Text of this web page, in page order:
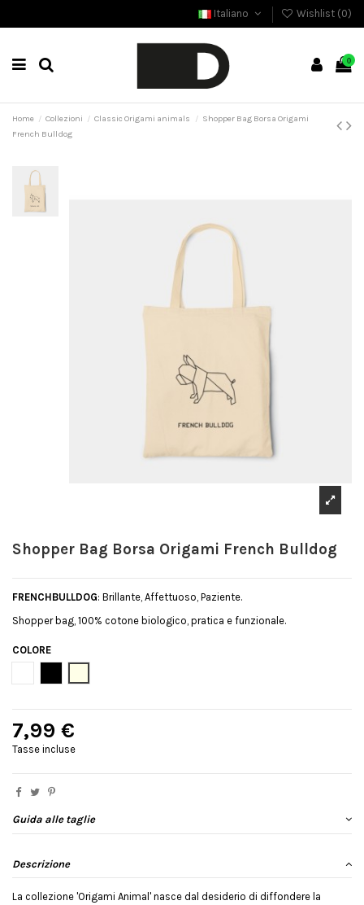
Italiano Wishlist (0)
0
Home Collezioni Classic Origami animals
Shopper Bag Borsa Origami
French Bulldog
Shopper Bag Borsa Origami French Bulldog
FRENCHBULLDOG: Brillante, Affettuoso, Paziente.
Shopper bag, 100% cotone biologico, pratica e funzionale.
COLORE
7,99 €
Tasse incluse
Guida alle taglie
Descrizione
La collezione 'Origami Animal' nasce dal desiderio di diffondere la